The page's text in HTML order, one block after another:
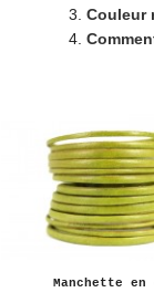
Couleur
Manchette